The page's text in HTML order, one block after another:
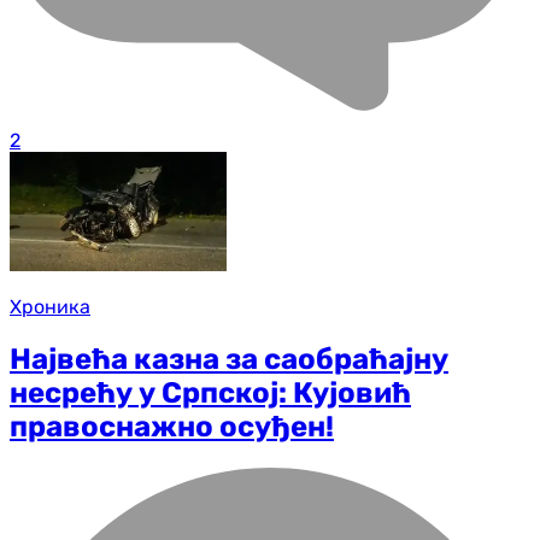
2
Хроника
Највећа казна за саобраћајну
несрећу у Српској: Кујовић
правоснажно осуђен!